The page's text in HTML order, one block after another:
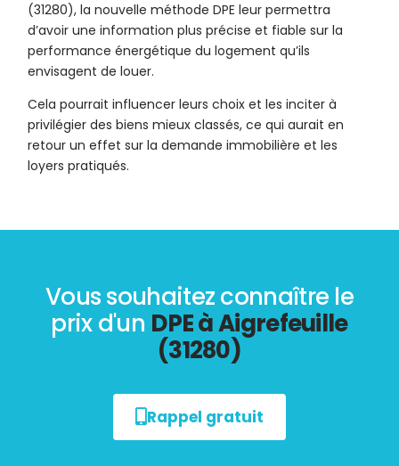
(31280), la nouvelle méthode DPE leur permettra
d’avoir une information plus précise et fiable sur la
performance énergétique du logement qu’ils
envisagent de louer.
Cela pourrait influencer leurs choix et les inciter à
privilégier des biens mieux classés, ce qui aurait en
retour un effet sur la demande immobilière et les
loyers pratiqués.
Vous souhaitez connaître le
prix d'un DPE à Aigrefeuille
(31280)
Rappel gratuit